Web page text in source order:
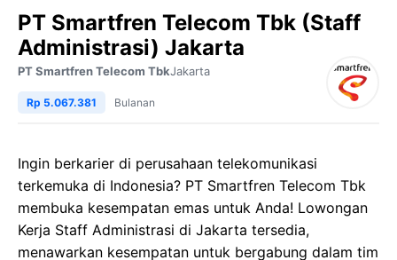
PT Smartfren Telecom Tbk (Staff
Administrasi) Jakarta
PT Smartfren Telecom TbkJakarta
Rp 5.067.381 Bulanan
Ingin berkarier di perusahaan telekomunikasi
terkemuka di Indonesia? PT Smartfren Telecom Tbk
membuka kesempatan emas untuk Anda! Lowongan
Kerja Staff Administrasi di Jakarta tersedia,
menawarkan kesempatan untuk bergabung dalam tim